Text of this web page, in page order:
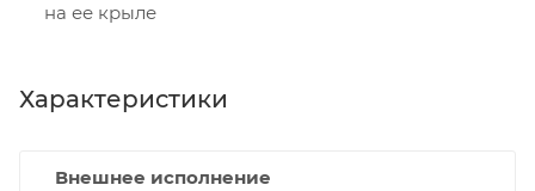
на ее крыле
Характеристики
Внешнее исполнение